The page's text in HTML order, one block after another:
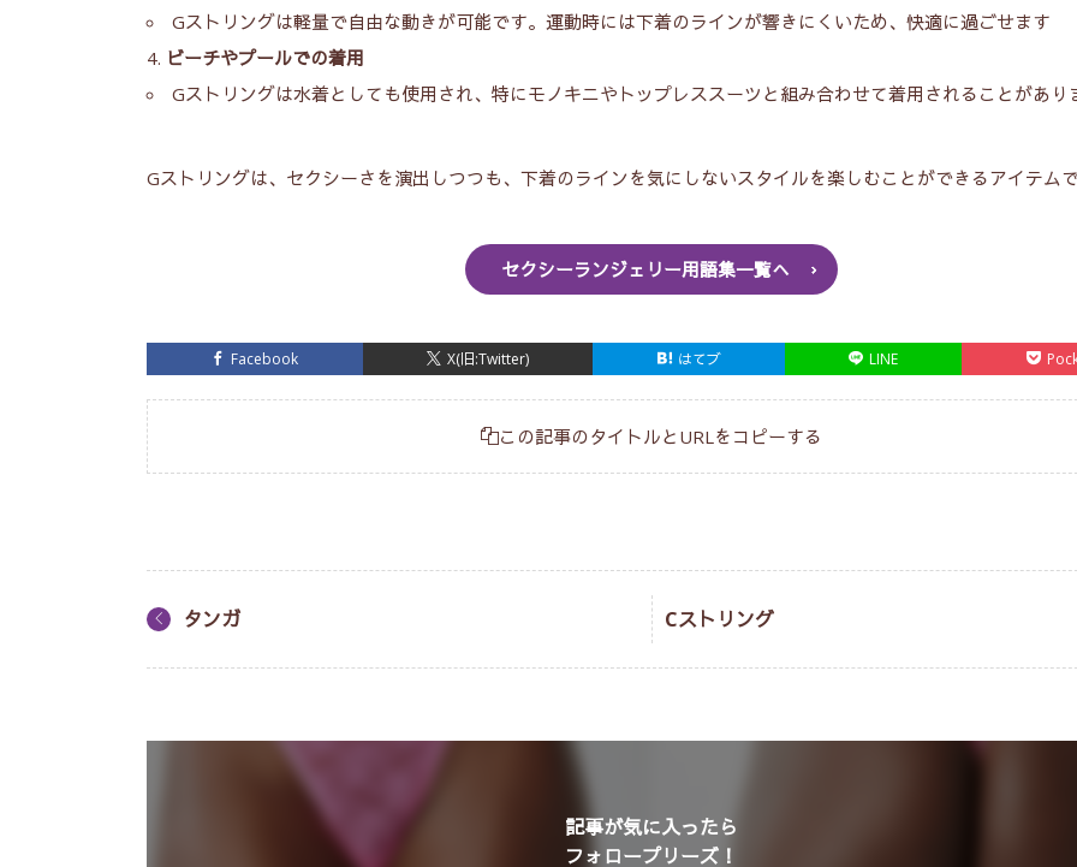
Gストリングは軽量で自由な動きが可能です。運動時には下着のラインが響きにくいため、快適に過ごせます
ビーチやプールでの着用
Gストリングは水着としても使用され、特にモノキニやトップレススーツと組み合わせて着用されることがあり
Gストリングは、セクシーさを演出しつつも、下着のラインを気にしないスタイルを楽しむことができるアイテム
セクシーランジェリー用語集一覧へ
Facebook X(旧:Twitter) はてブ LINE
この記事のタイトルとURLをコピーする
タンガ Cストリング
記事が気に入ったら
フォロープリーズ！